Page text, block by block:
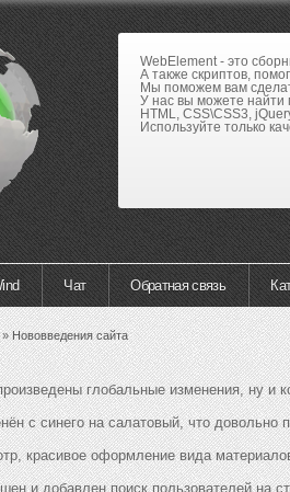
WebElement - это
А также скриптов,
Мы поможем вам
У нас вы можете найти
HTML, CSS\CSS3,
Используйте только
Чат Обратная связь
»Нововведения сайта
глобальные изменения, ну и
с синего на салатовый, что довольно
красивое оформление вида
и добавлен поиск пользователей на